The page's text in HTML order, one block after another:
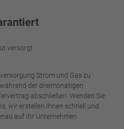
versorgt
Strom und Gas zu
der dreimonatigen
abschließen. Wenden Sie
wir erstellen Ihnen schnell und
auf Ihr Unternehmen